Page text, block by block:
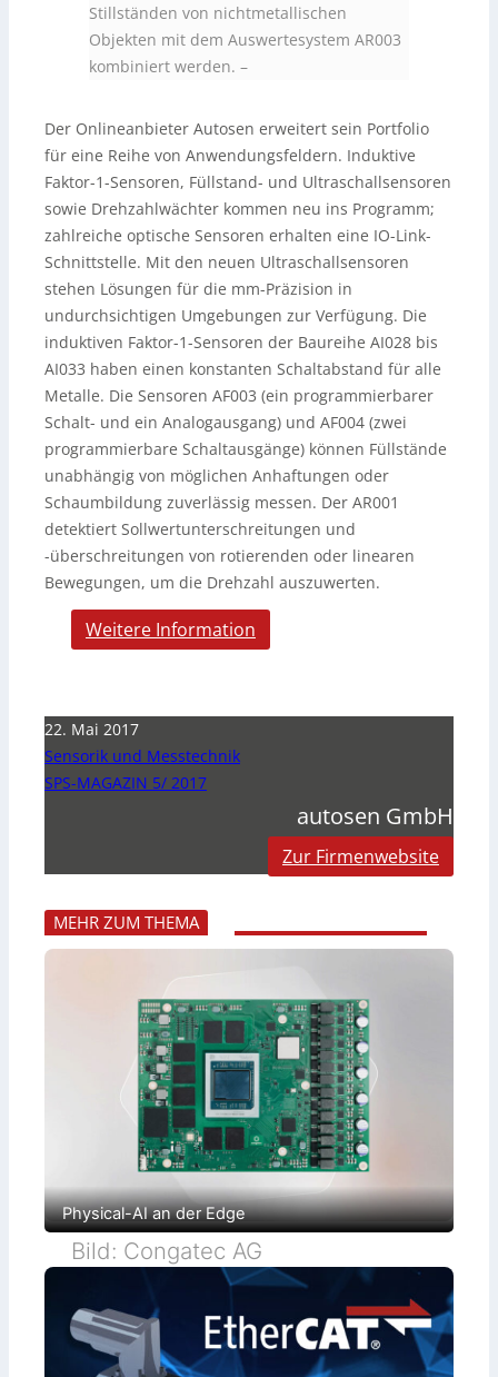
Stillständen von nichtmetallischen
Objekten mit dem Auswertesystem AR003
kombiniert werden. –
Der Onlineanbieter Autosen erweitert sein Portfolio
für eine Reihe von Anwendungsfeldern. Induktive
Faktor-1-Sensoren, Füllstand- und Ultraschallsensoren
sowie Drehzahlwächter kommen neu ins Programm;
zahlreiche optische Sensoren erhalten eine IO-Link-
Schnittstelle. Mit den neuen Ultraschallsensoren
stehen Lösungen für die mm-Präzision in
undurchsichtigen Umgebungen zur Verfügung. Die
induktiven Faktor-1-Sensoren der Baureihe AI028 bis
AI033 haben einen konstanten Schaltabstand für alle
Metalle. Die Sensoren AF003 (ein programmierbarer
Schalt- und ein Analogausgang) und AF004 (zwei
programmierbare Schaltausgänge) können Füllstände
unabhängig von möglichen Anhaftungen oder
Schaumbildung zuverlässig messen. Der AR001
detektiert Sollwertunterschreitungen und
-überschreitungen von rotierenden oder linearen
Bewegungen, um die Drehzahl auszuwerten.
Weitere Information
22. Mai 2017
Sensorik und Messtechnik
SPS-MAGAZIN 5/ 2017
autosen GmbH
Zur Firmenwebsite
MEHR ZUM THEMA
Physical-AI an der Edge
Bild: Congatec AG